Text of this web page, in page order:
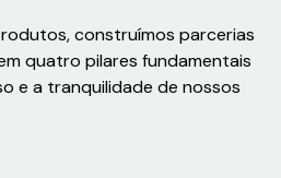
construímos parcerias
quatro pilares fundamentais
e a tranquilidade de nossos